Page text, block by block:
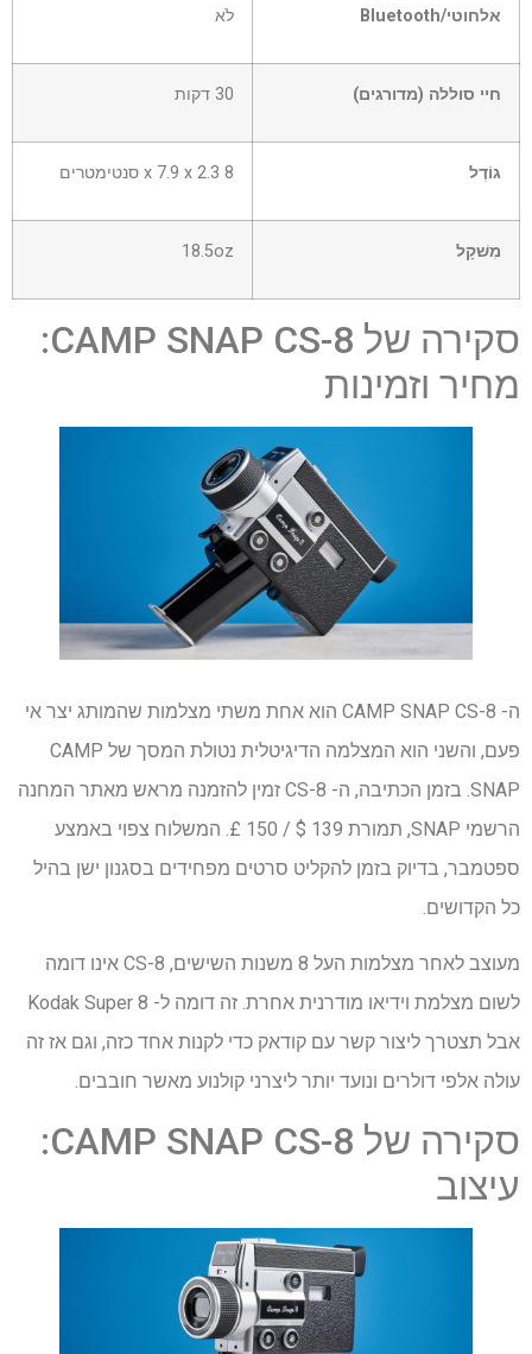
אלחוטי/Bluetooth לֹא
חיי סוללה (מדורגים) 30 דקות
גוֹדֶל 8 x 7.9 x 2.3 סנטימטרים
מִשׁקָל 18.5oz
סקירה של CAMP SNAP CS-8:
מחיר וזמינות
ה- CAMP SNAP CS-8 הוא אחת משתי מצלמות שהמותג יצר אי
פעם, והשני הוא המצלמה הדיגיטלית נטולת המסך של CAMP
SNAP. בזמן הכתיבה, ה- CS-8 זמין להזמנה מראש מאתר המחנה
הרשמי SNAP, תמורת 139 $ / 150 £. המשלוח צפוי באמצע
ספטמבר, בדיוק בזמן להקליט סרטים מפחידים בסגנון ישן בהיל
כל הקדושים.
מעוצב לאחר מצלמות העל 8 משנות השישים, CS-8 אינו דומה
לשום מצלמת וידיאו מודרנית אחרת. זה דומה ל- Kodak Super 8
אבל תצטרך ליצור קשר עם קודאק כדי לקנות אחד כזה, וגם אז זה
עולה אלפי דולרים ונועד יותר ליצרני קולנוע מאשר חובבים.
סקירה של CAMP SNAP CS-8:
עיצוב